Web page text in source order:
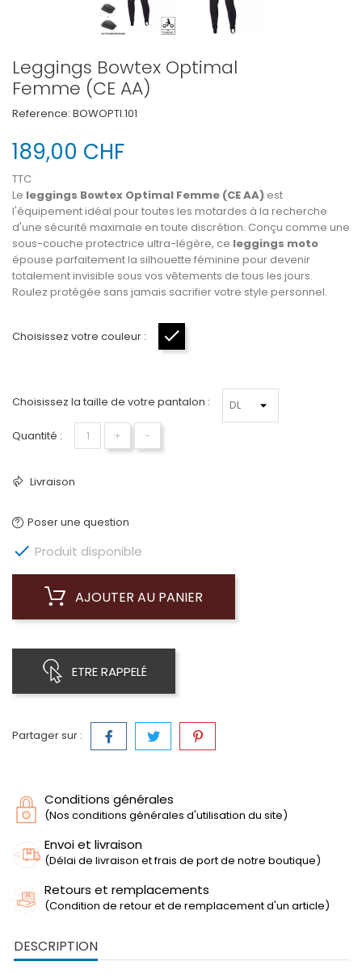
Leggings Bowtex Optimal
Femme (CE AA)
Reference: BOWOPTI.101
189,00 CHF
TTC
Le leggings Bowtex Optimal Femme (CE AA) est
l'équipement idéal pour toutes les motardes à la recherche
d'une sécurité maximale en toute discrétion. Conçu comme une
sous-couche protectrice ultra-légère, ce leggings moto
épouse parfaitement la silhouette féminine pour devenir
totalement invisible sous vos vêtements de tous les jours.
Roulez protégée sans jamais sacrifier votre style personnel.
Choisissez votre couleur :
Choisissez la taille de votre pantalon :
Quantité : + −
Livraison
Poser une question
 Produit disponible
AJOUTER AU PANIER
ETRE RAPPELÉ
Partager sur :
Conditions générales
(Nos conditions générales d'utilisation du site)
Envoi et livraison
(Délai de livraison et frais de port de notre boutique)
Retours et remplacements
(Condition de retour et de remplacement d'un article)
DESCRIPTION